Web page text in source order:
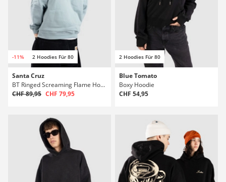
-11% 2 Hoodies Für 80
Santa Cruz
BT Ringed Screaming Flame Hoodie
CHF 89,95 CHF 79,95
2 Hoodies Für 80
Blue Tomato
Boxy Hoodie
CHF 54,95